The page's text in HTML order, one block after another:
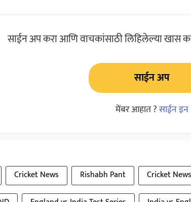
साईन अप करा आणि वाचकांसाठी लिहिलेल्या खास
साईन अप
मेंबर आहात ?साईन इन
Cricket News Rishabh Pant Cricket